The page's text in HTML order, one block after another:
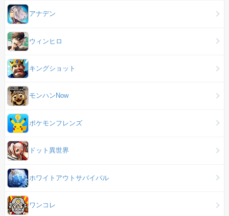
アナデン
ウィンヒロ
キングショット
モンハンNow
ポケモンフレンズ
ドット異世界
ホワイトアウトサバイバル
ワンコレ